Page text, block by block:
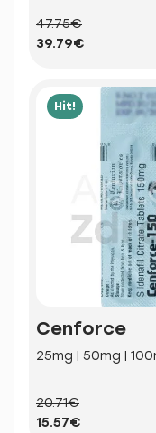
47.75€
39.79€
Hit!
Cenforce
25mg | 50mg |
20.71€
15.57€